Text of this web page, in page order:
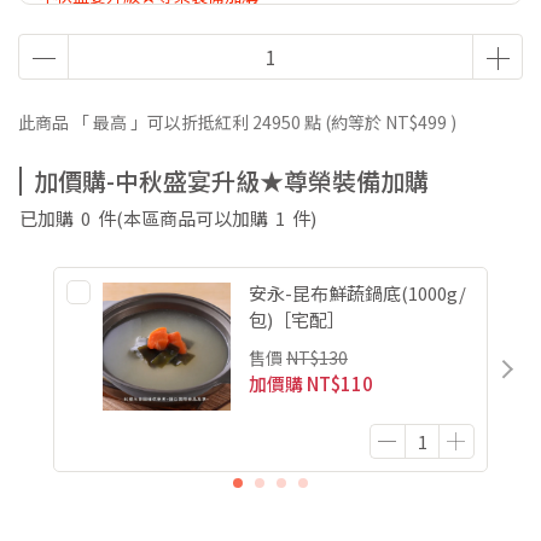
【土用丑日鰻魚祭】 極上首選｜滿千贈挪威鮭魚魚骨碎肉（不
累贈、送完不補）
此商品 「 最高 」可以折抵紅利 24950 點 (約等於 NT$499 )
加價購-中秋盛宴升級★尊榮裝備加購
已加購 0 件(本區商品可以加購 1 件)
安永-昆布鮮蔬鍋底(1000g/
包)［宅配］
售價 NT$130
加價購NT$110